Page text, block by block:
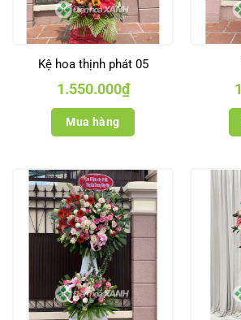
Kệ hoa thịnh phát 05
1.550.000₫
Mua hàng